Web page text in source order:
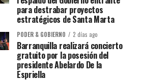
para destrabar proyectos
estratégicos de Santa Marta
PODER & GOBIERNO 2 días ago
Barranquilla realizará concierto
gratuito por la posesión del
presidente Abelardo De la
Espriella